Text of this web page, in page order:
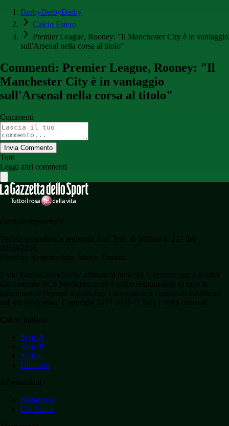
DerbyDerbyDerby
Calcio Estero
Premier League, Rooney: "Il Manchester City è in vantaggio
sull'Arsenal nella corsa al titolo"
Commenti: Premier League, Rooney: "Il
Manchester City è in vantaggio
sull'Arsenal nella corsa al titolo"
Commenti
Invia Commento
Tutti
Leggi altri commenti
Serie A
Serie B
Serie C
Dilettanti
Redazione
Chi Siamo